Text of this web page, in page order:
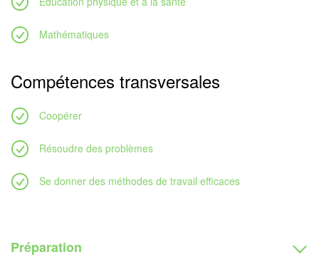
Mathématiques
Compétences transversales
Coopérer
Résoudre des problèmes
Se donner des méthodes de travail efficaces
Préparation